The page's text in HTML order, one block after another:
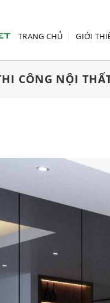
TRANG CHỦ GIỚI
CÔNG NỘI